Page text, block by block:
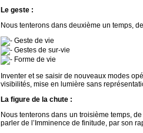
Le geste :
Nous tenterons dans deuxième un temps,
Geste de vie
Gestes de sur-vie
Forme de vie
Inventer et se saisir de nouveaux modes
visibilités, mise en lumière sans
La figure de la chute :
Nous tenterons dans un troisième temps,
parler de l’Imminence de finitude, par son